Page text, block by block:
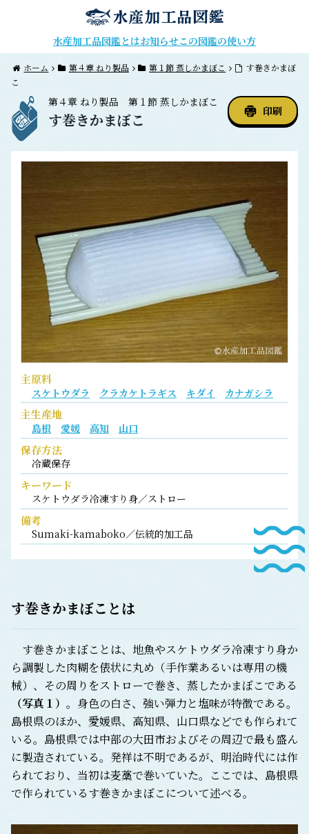
水産加工品図鑑とはお知らせこの図鑑の使い方
ホーム 第４章 ねり製品 第１節 蒸しかまぼこ
す巻きかまぼ
こ
第４章 ねり製品 第１節 蒸しかまぼこ
す巻きかまぼこ 印刷
主原料
スケトウダラ クラカケトラギス キダイ カナガシラ
主生産地
島根 愛媛 高知 山口
保存方法
冷蔵保存
キーワード
スケトウダラ冷凍すり身／ストロー
備考
Sumaki-kamaboko／伝統的加工品
す巻きかまぼこ とは
す巻きかまぼことは、地魚やスケトウダラ冷凍すり身か
ら調製した肉糊を俵状に丸め（手作業あるいは専用の機
械）、その周りをストローで巻き、蒸したかまぼこである
（写真１） 。身色の白さ、強い弾力と塩味が特徴である。
島根県のほか、愛媛県、高知県、山口県などでも作られて
いる。島根県では中部の大田市およびその周辺で最も盛ん
に製造されている。発祥は不明であるが、明治時代には作
られており、当初は麦藁で巻いていた。ここでは、島根県
で作られているす巻きかまぼこについて述べる。